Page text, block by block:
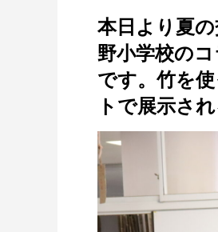
本日より夏
野小学校の
です。竹を
トで展示さ